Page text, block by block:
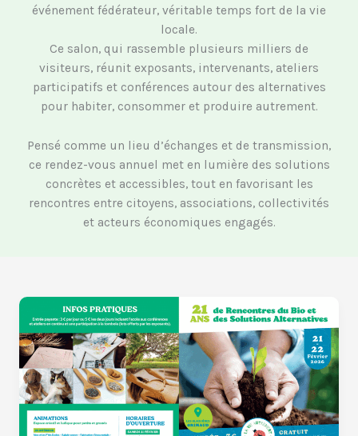
événement fédérateur, véritable temps fort de la vie
locale.
Ce salon, qui rassemble plusieurs milliers de
visiteurs, réunit exposants, intervenants, ateliers
participatifs et conférences autour des alternatives
pour habiter, consommer et produire autrement.
Pensé comme un lieu d’échanges et de transmission,
ce rendez-vous annuel met en lumière des solutions
concrètes et accessibles, tout en favorisant les
rencontres entre citoyens, associations, collectivités
et acteurs économiques engagés.